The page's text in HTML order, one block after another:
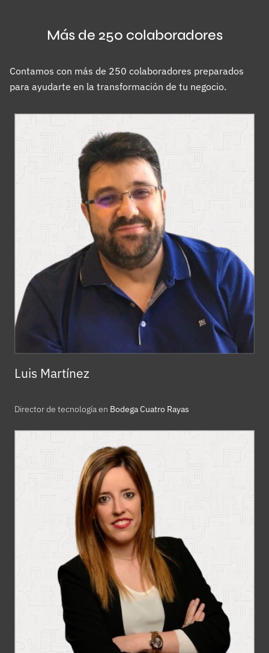
Más de 250 colaboradores
Contamos con más de 250 colaboradores preparados
para ayudarte en la transformación de tu negocio.
Luis Martínez
Director de tecnología en Bodega Cuatro Rayas